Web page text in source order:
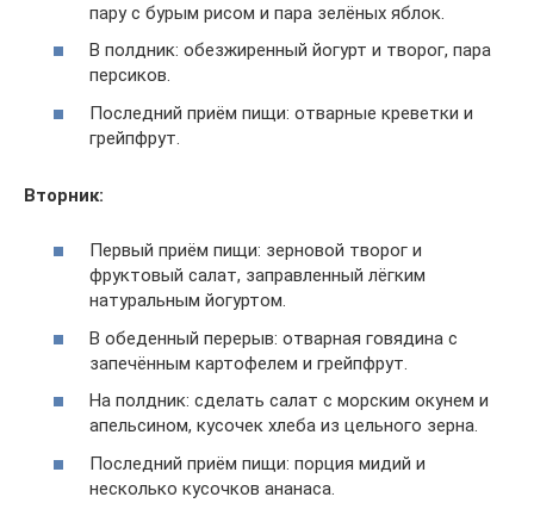
пару с бурым рисом и пара зелёных яблок.
В полдник: обезжиренный йогурт и творог, пара
персиков.
Последний приём пищи: отварные креветки и
грейпфрут.
Вторник:
Первый приём пищи: зерновой творог и
фруктовый салат, заправленный лёгким
натуральным йогуртом.
В обеденный перерыв: отварная говядина с
запечённым картофелем и грейпфрут.
На полдник: сделать салат с морским окунем и
апельсином, кусочек хлеба из цельного зерна.
Последний приём пищи: порция мидий и
несколько кусочков ананаса.